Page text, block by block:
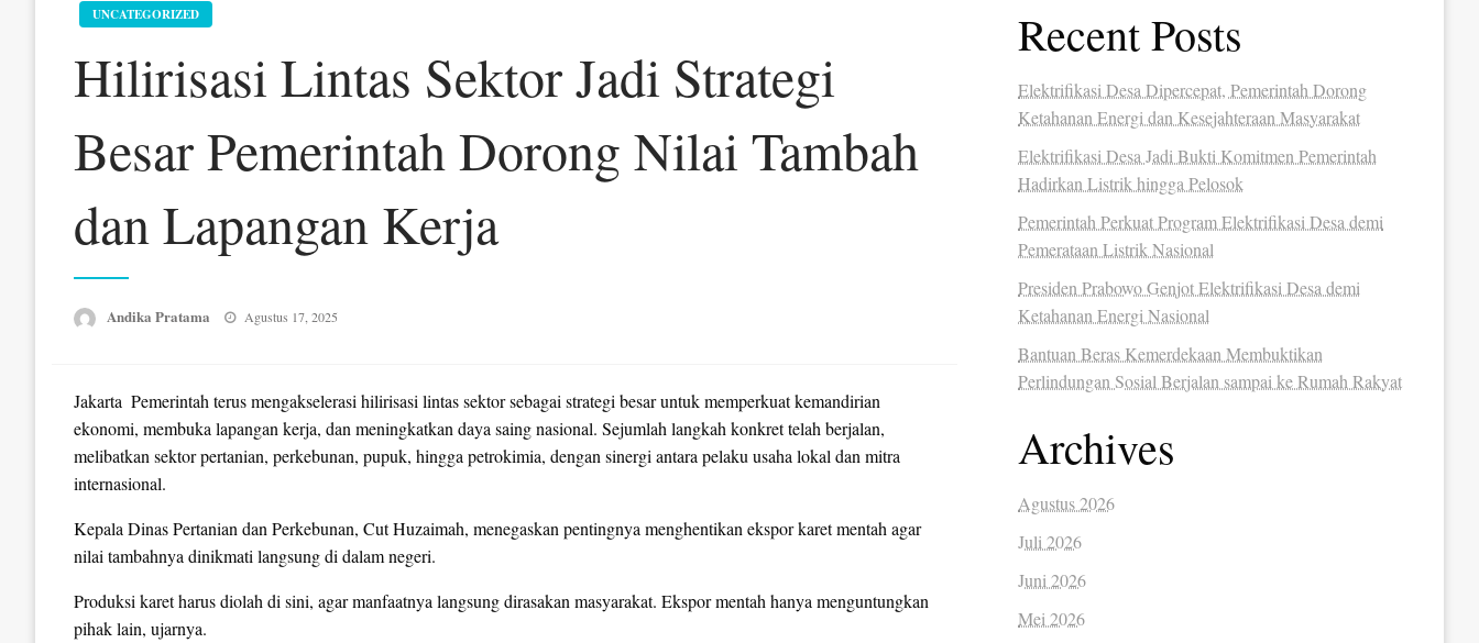
UNCATEGORIZED
Hilirisasi Lintas Sektor Jadi Strategi
Besar Pemerintah Dorong Nilai Tambah
dan Lapangan Kerja
Andika Pratama
Posted
Agustus 17, 2025
Jakarta  Pemerintah terus mengakselerasi hilirisasi lintas sektor sebagai strategi besar untuk memperkuat kemandirian
ekonomi, membuka lapangan kerja, dan meningkatkan daya saing nasional. Sejumlah langkah konkret telah berjalan,
melibatkan sektor pertanian, perkebunan, pupuk, hingga petrokimia, dengan sinergi antara pelaku usaha lokal dan mitra
internasional.
Kepala Dinas Pertanian dan Perkebunan, Cut Huzaimah, menegaskan pentingnya menghentikan ekspor karet mentah agar
nilai tambahnya dinikmati langsung di dalam negeri.
Produksi karet harus diolah di sini, agar manfaatnya langsung dirasakan masyarakat. Ekspor mentah hanya menguntungkan
pihak lain, ujarnya.
Recent Posts
Elektrifikasi Desa Dipercepat, Pemerintah Dorong
Ketahanan Energi dan Kesejahteraan Masyarakat
Elektrifikasi Desa Jadi Bukti Komitmen Pemerintah
Hadirkan Listrik hingga Pelosok
Pemerintah Perkuat Program Elektrifikasi Desa demi
Pemerataan Listrik Nasional
Presiden Prabowo Genjot Elektrifikasi Desa demi
Ketahanan Energi Nasional
Bantuan Beras Kemerdekaan Membuktikan
Perlindungan Sosial Berjalan sampai ke Rumah Rakyat
Archives
Agustus 2026
Juli 2026
Juni 2026
Mei 2026